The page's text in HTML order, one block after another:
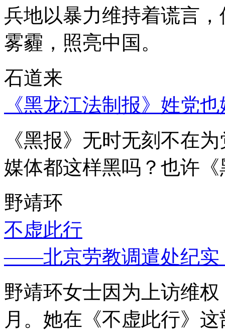
兵地以暴力维持着谎言
雾霾，照亮中国。
石道来
《黑龙江法制报》姓党
《黑报》无时无刻不在
媒体都这样黑吗？也许
野靖环
不虚此行
——北京劳教调遣处纪实
野靖环女士因为上访维
月。她在《不虚此行》